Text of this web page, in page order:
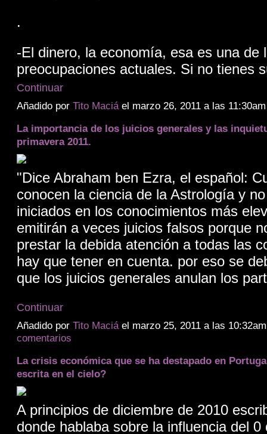
.
-El dinero, la economía, esa es una de
preocupaciones actuales. Si no tienes
Continuar
Añadido por Tito Maciáel marzo 26, 2011 a las
La importancia de los juicios generales y las
primavera 2011.
"Dice Abraham ben Ezra, el español:
conocen la ciencia de la Astrología y
iniciados en los conocimientos más
emitirán a veces juicios falsos porque
prestar la debida atención a todas las
hay que tener en cuenta. por eso se
que los juicios generales anulan los
Continuar
Añadido por Tito Maciáel marzo 25, 2011 a las
comentarios
La crisis económica que se ha destapado en
escrita en el cielo?
A principios de diciembre de 2010
donde hablaba sobre la influencia del 0